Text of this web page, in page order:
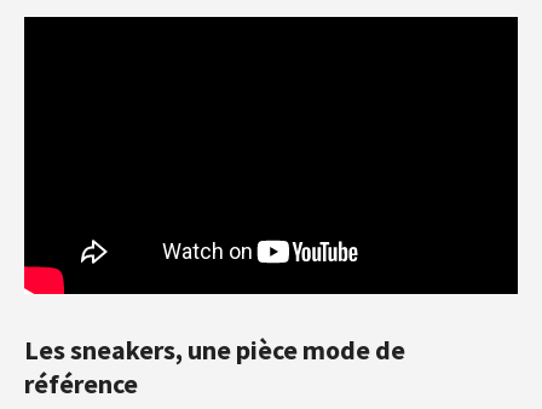
Les sneakers, une pièce mode de
référence